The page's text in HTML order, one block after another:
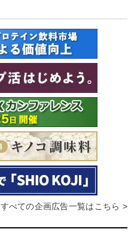
すべての企画広告一覧はこちら >